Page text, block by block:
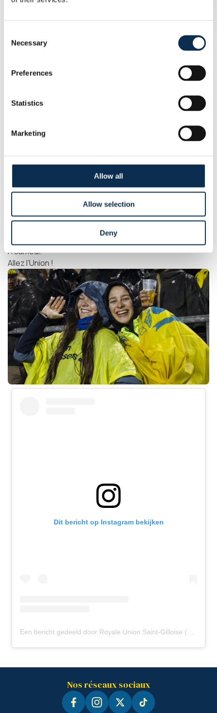
Selection
Necessary
Preferences
Statistics
Marketing
Allow all
Allow selection
Deny
supporter·rice·s peuvent toujours s’adresser à nous.
Nous sommes en première ligne et nous voulons être
visibles et accessibles dans les tribunes. »
Edith est l’une des nombreuses femmes qui font vivre
l’Union. Sur le terrain, dans les tribunes et en coulisses.
À samedi.
Allez l’Union !
Dit bericht op Instagram bekijken
Nos réseaux sociaux